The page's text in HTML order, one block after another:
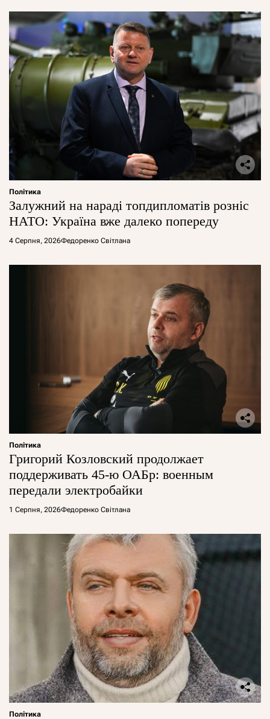
Політика
Залужний на нараді топдипломатів розніс
НАТО: Україна вже далеко попереду
4 Серпня, 2026Федоренко Світлана
Політика
Григорий Козловский продолжает
поддерживать 45-ю ОАБр: военным
передали электробайки
1 Серпня, 2026Федоренко Світлана
Політика